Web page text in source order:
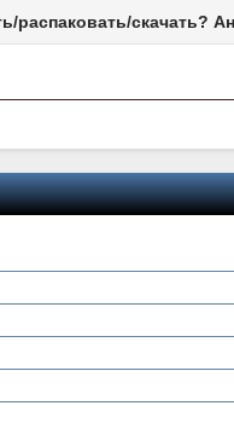
распаковать/скачать?